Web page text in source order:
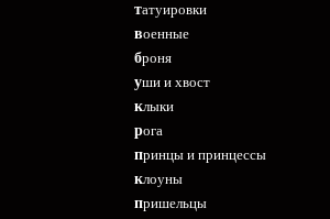
татуировки
военные
броня
уши и хвост
клыки
рога
принцы и принцессы
клоуны
пришельцы